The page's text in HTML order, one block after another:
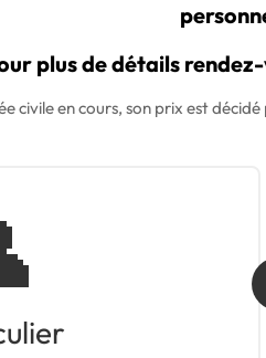
plus de détails
civile en cours, son prix est